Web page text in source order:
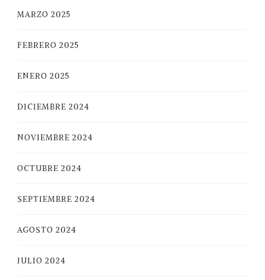
MARZO 2025
FEBRERO 2025
ENERO 2025
DICIEMBRE 2024
NOVIEMBRE 2024
OCTUBRE 2024
SEPTIEMBRE 2024
AGOSTO 2024
JULIO 2024